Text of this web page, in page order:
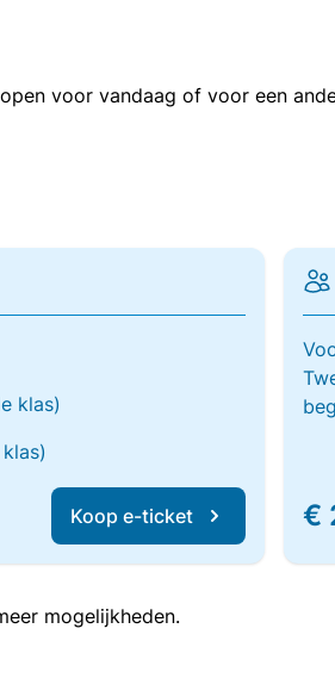
voor vandaag of voor een
klas)
Koop e-ticket €
mogelijkheden.